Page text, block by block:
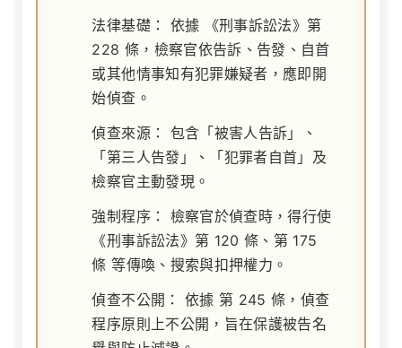
法律基礎： 依據
《刑事訴訟法》第
228 條 ，檢察官依告訴、告發、自首
或其他情事知有犯罪嫌疑者，應即開
始偵查。
偵查來源：
包含「被害人告訴」、
「第三人告發」、「犯罪者自首」及
檢察官主動發現。
強制程序：
檢察官於偵查時，得行使
《刑事訴訟法》第 120 條、第 175
條 等傳喚、搜索與扣押權力。
偵查不公開：
依據 第 245 條 ，偵查
程序原則上不公開，旨在保護被告名